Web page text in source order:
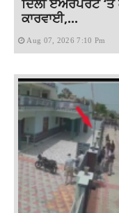
ਦਿੱਲੀ ਏਅਰਪੋਰਟ
ਕਾਰਵਾਈ,...
Aug 07, 2026 7:10 Pm